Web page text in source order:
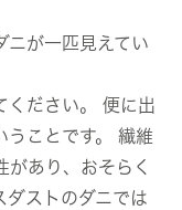
ニが一匹見えてい
ください。 便に出
うことです。 繊維
があり、おそらく
ダストのダニでは